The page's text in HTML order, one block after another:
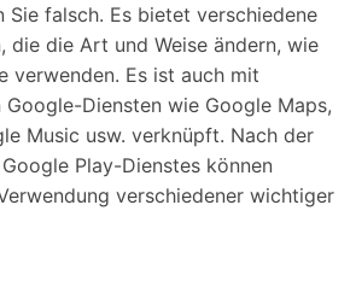
Sie falsch. Es bietet verschiedene
die die Art und Weise ändern, wie
verwenden. Es ist auch mit
Diensten wie Google Maps,
Music usw. verknüpft. Nach der
Play-Dienstes können
verschiedener wichtiger